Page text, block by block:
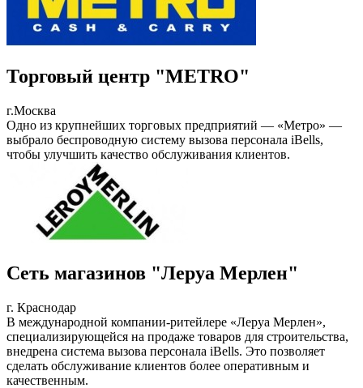
Торговый центр "METRO"
г.Москва
Одно из крупнейших торговых предприятий — «Метро» —
выбрало беспроводную систему вызова персонала iBells,
чтобы улучшить качество обслуживания клиентов.
Сеть магазинов "Леруа Мерлен"
г. Краснодар
В международной компании-ритейлере «Леруа Мерлен»,
специализирующейся на продаже товаров для строительства,
внедрена система вызова персонала iBells. Это позволяет
сделать обслуживание клиентов более оперативным и
качественным.